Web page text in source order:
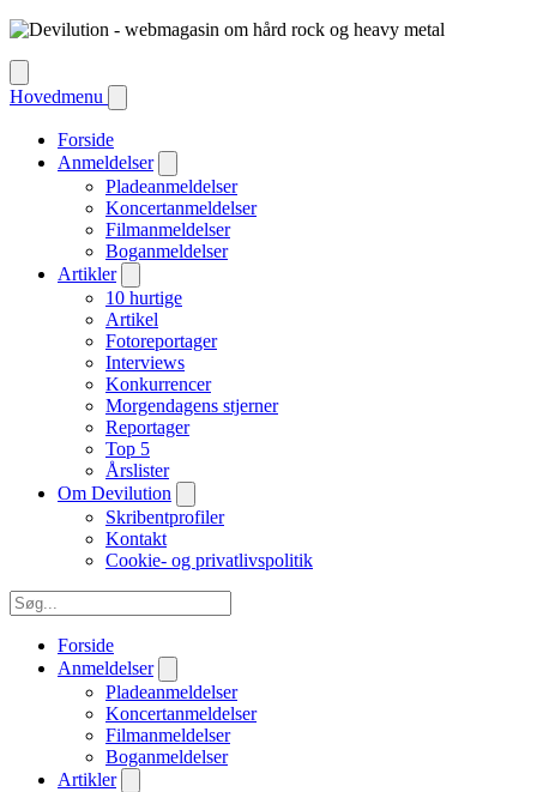
Hovedmenu
Forside
Anmeldelser
Pladeanmeldelser
Koncertanmeldelser
Filmanmeldelser
Boganmeldelser
Artikler
10 hurtige
Artikel
Fotoreportager
Interviews
Konkurrencer
Morgendagens stjerner
Reportager
Top 5
Årslister
Om Devilution
Skribentprofiler
Kontakt
Cookie- og privatlivspolitik
Forside
Anmeldelser
Pladeanmeldelser
Koncertanmeldelser
Filmanmeldelser
Boganmeldelser
Artikler